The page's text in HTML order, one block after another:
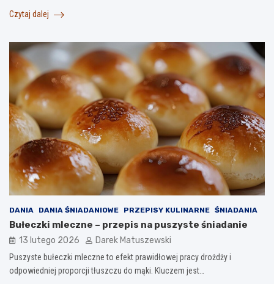
Czytaj dalej
DANIA DANIA ŚNIADANIOWE PRZEPISY KULINARNE ŚNIADANIA
Bułeczki mleczne – przepis na puszyste śniadanie
13 lutego 2026 Darek Matuszewski
Puszyste bułeczki mleczne to efekt prawidłowej pracy drożdży i
odpowiedniej proporcji tłuszczu do mąki. Kluczem jest…